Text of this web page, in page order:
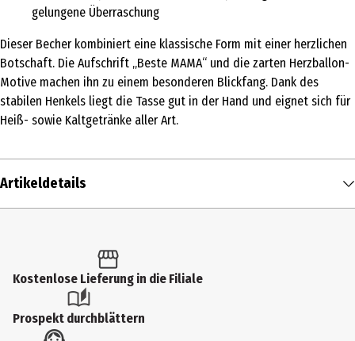
gelungene Überraschung
Dieser Becher kombiniert eine klassische Form mit einer herzlichen
Botschaft. Die Aufschrift „Beste MAMA“ und die zarten Herzballon-
Motive machen ihn zu einem besonderen Blickfang. Dank des
stabilen Henkels liegt die Tasse gut in der Hand und eignet sich für
Heiß- sowie Kaltgetränke aller Art.
Artikeldetails
Produkttyp
Durchmesser
Kostenlose Lieferung in die Filiale
Prospekt durchblättern